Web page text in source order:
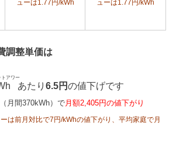
ューは1.77円/kWh ューは1.77円/kWh
調整単価は
トアワー
あたり6.5円の値下げです
月間370kWh）で月額2,405円の値下がり
は前月対比で7円/kWhの値下がり、平均家庭で月